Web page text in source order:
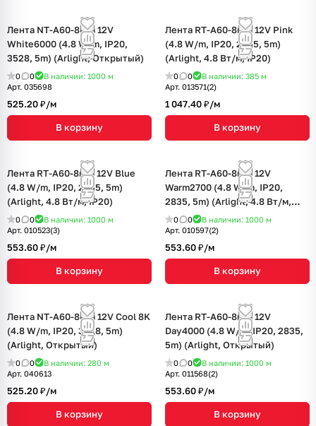
Лента NT-A60-8mm 12V
White6000 (4.8 W/m, IP20,
3528, 5m) (Arlight, Открытый)
0 0 В наличии: 1000 м
Арт. 035698
525.20 ₽/м
В корзину
Лента RT-A60-8mm 12V Pink
(4.8 W/m, IP20, 2835, 5m)
(Arlight, 4.8 Вт/м, IP20)
0 0 В наличии: 385 м
Арт. 013571(2)
1 047.40 ₽/м
В корзину
Лента RT-A60-8mm 12V Blue
(4.8 W/m, IP20, 2835, 5m)
(Arlight, 4.8 Вт/м, IP20)
0 0 В наличии: 1000 м
Арт. 010523(3)
553.60 ₽/м
В корзину
Лента RT-A60-8mm 12V
Warm2700 (4.8 W/m, IP20,
2835, 5m) (Arlight, 4.8 Вт/м,
IP20)
0 0 В наличии: 1000 м
Арт. 010597(2)
553.60 ₽/м
В корзину
Лента NT-A60-8mm 12V Cool 8K
(4.8 W/m, IP20, 3528, 5m)
(Arlight, Открытый)
0 0 В наличии: 280 м
Арт. 040613
525.20 ₽/м
В корзину
Лента RT-A60-8mm 12V
Day4000 (4.8 W/m, IP20, 2835,
5m) (Arlight, Открытый)
0 0 В наличии: 1000 м
Арт. 011568(2)
553.60 ₽/м
В корзину